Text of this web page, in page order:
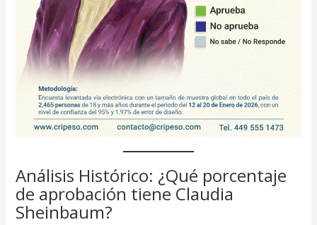
Análisis Histórico: ¿Qué porcentaje
de aprobación tiene Claudia
Sheinbaum?